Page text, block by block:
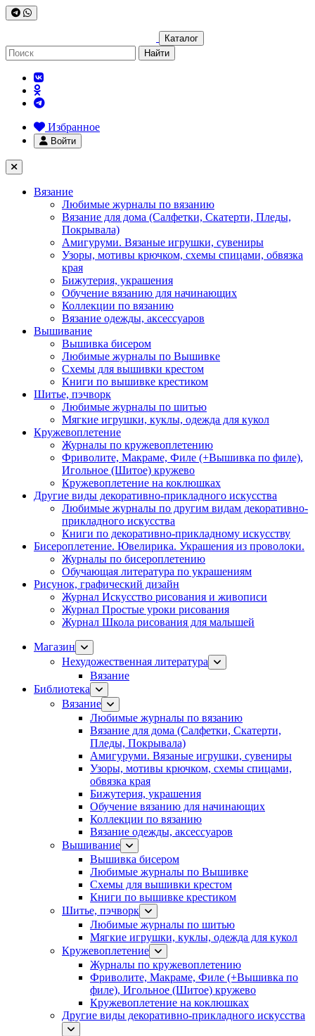
Каталог
Найти
Избранное
Войти
Вязание
Любимые журналы по вязанию
Вязание для дома (Салфетки, Скатерти, Пледы,
Покрывала)
Амигуруми. Вязаные игрушки, сувениры
Узоры, мотивы крючком, схемы спицами, обвязка
края
Бижутерия, украшения
Обучение вязанию для начинающих
Коллекции по вязанию
Вязание одежды, аксессуаров
Вышивание
Вышивка бисером
Любимые журналы по Вышивке
Схемы для вышивки крестом
Книги по вышивке крестиком
Шитье, пэчворк
Любимые журналы по шитью
Мягкие игрушки, куклы, одежда для кукол
Кружевоплетение
Журналы по кружевоплетению
Фриволите, Макраме, Филе (+Вышивка по филе),
Игольное (Шитое) кружево
Кружевоплетение на коклюшках
Другие виды декоративно-прикладного искусства
Любимые журналы по другим видам декоративно-
прикладного искусства
Книги по декоративно-прикладному искусству
Бисероплетение. Ювелирика. Украшения из проволоки.
Журналы по бисероплетению
Обучающая литература по украшениям
Рисунок, графический дизайн
Журнал Искусство рисования и живописи
Журнал Простые уроки рисования
Журнал Школа рисования для малышей
Магазин
Нехудожественная литература
Вязание
Библиотека
Вязание
Любимые журналы по вязанию
Вязание для дома (Салфетки, Скатерти,
Пледы, Покрывала)
Амигуруми. Вязаные игрушки, сувениры
Узоры, мотивы крючком, схемы спицами,
обвязка края
Бижутерия, украшения
Обучение вязанию для начинающих
Коллекции по вязанию
Вязание одежды, аксессуаров
Вышивание
Вышивка бисером
Любимые журналы по Вышивке
Схемы для вышивки крестом
Книги по вышивке крестиком
Шитье, пэчворк
Любимые журналы по шитью
Мягкие игрушки, куклы, одежда для кукол
Кружевоплетение
Журналы по кружевоплетению
Фриволите, Макраме, Филе (+Вышивка по
филе), Игольное (Шитое) кружево
Кружевоплетение на коклюшках
Другие виды декоративно-прикладного искусства